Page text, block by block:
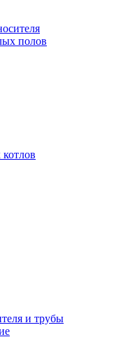
полов
и трубы